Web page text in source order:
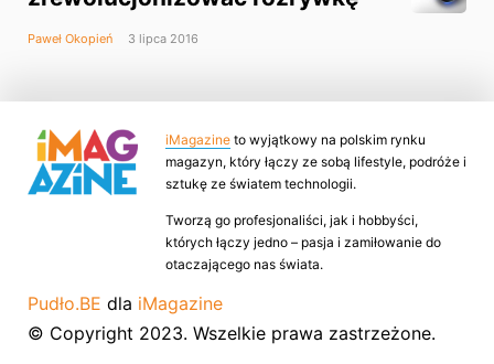
Paweł Okopień 3 lipca 2016
iMagazine to wyjątkowy na polskim rynku
magazyn, który łączy ze sobą lifestyle, podróże i
sztukę ze światem technologii.
Tworzą go profesjonaliści, jak i hobbyści,
których łączy jedno – pasja i zamiłowanie do
otaczającego nas świata.
Pudło.BE dla iMagazine
© Copyright 2023. Wszelkie prawa zastrzeżone.